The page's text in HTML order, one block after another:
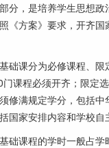
，是培养学生思想政
《方案》要求，开齐
课分为必修课程、限
课程必须开齐；限定
修满规定学分，包括
家安排内容和学校自
课程的学时一般占学